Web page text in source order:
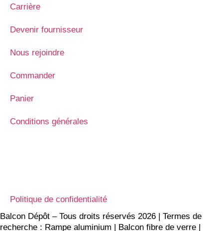
Carrière
Devenir fournisseur
Nous rejoindre
Commander
Panier
Conditions générales
Politique de confidentialité
Balcon Dépôt – Tous droits réservés 2026 | Termes de
recherche : Rampe aluminium | Balcon fibre de verre |